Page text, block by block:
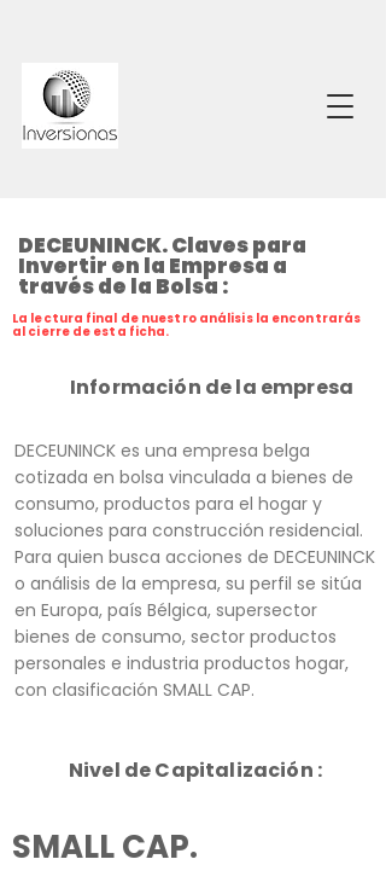
DECEUNINCK. Claves para
Invertir en la Empresa a
través de la Bolsa :
La lectura final de nuestro análisis la encontrarás
al cierre de esta ficha.
Información de la empresa
DECEUNINCK es una empresa belga
cotizada en bolsa vinculada a bienes de
consumo, productos para el hogar y
soluciones para construcción residencial.
Para quien busca acciones de DECEUNINCK
o análisis de la empresa, su perfil se sitúa
en Europa, país Bélgica, supersector
bienes de consumo, sector productos
personales e industria productos hogar,
con clasificación SMALL CAP.
Nivel de Capitalización :
SMALL CAP.